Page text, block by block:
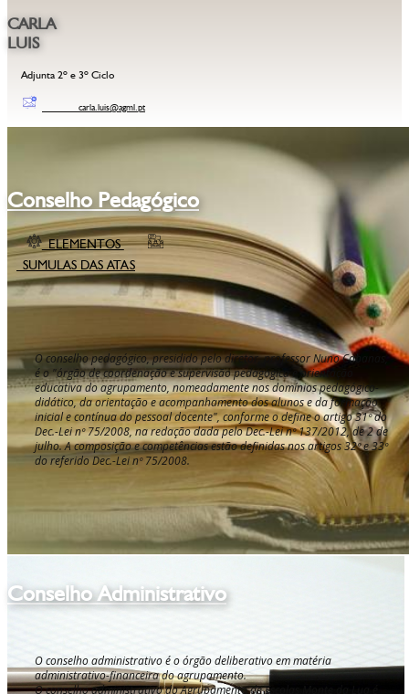
CARLA
LUIS
Adjunta 2º e 3º Ciclo
carla.luis@agml.pt
Conselho Pedagógico
ELEMENTOS
SUMULAS DAS ATAS
O conselho pedagógico, presidido pelo diretor, professor Nuno Cabanas,
é o "órgão de coordenação e supervisão pedagógica e orientação
educativa do agrupamento, nomeadamente nos domínios pedagógico-
didático, da orientação e acompanhamento dos alunos e da formação
inicial e contínua do pessoal docente", conforme o define o artigo 31º do
Dec.-Lei nº 75/2008, na redação dada pelo Dec.-Lei nº 137/2012, de 2 de
julho. A composição e competências estão definidas nos artigos 32º e 33º
do referido Dec.-Lei nº 75/2008.
Conselho Administrativo
O conselho administrativo é o órgão deliberativo em matéria
administrativo-financeira do agrupamento.
O conselho administrativo do Agrupamento de Escolas Monte da Lua é